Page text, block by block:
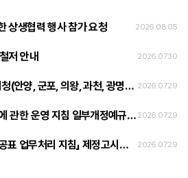
상생협력 행사 참가 요청 2026.08.05
저 안내 2026.07.30
경기지방고용노동청안양지청(안양, 군포, 의왕, 과천, 광명) 관내 달비계 공사 추락사고 예방을 위한 안전정보 전달방 참여 및 건설안전징검다리 프로젝트 참여 안내 2026.07.29
「건설공사의 하자담보책임에 관한 운영 지침 일부개정예규안」 개정 및 시행 안내 2026.07.29
「상습체불건설사업자 명단공표 업무처리 지침」 제정고시안 의견 조회 2026.07.29